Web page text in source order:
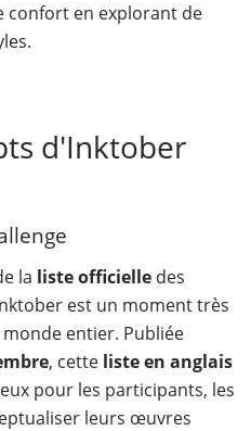
confort en explorant de
d'Inktober
la liste officielle des
est un moment très
entier. Publiée
, cette liste en anglais
pour les participants, les
leurs œuvres